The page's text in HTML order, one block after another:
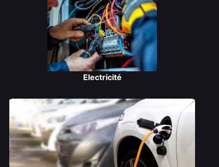
Electricité